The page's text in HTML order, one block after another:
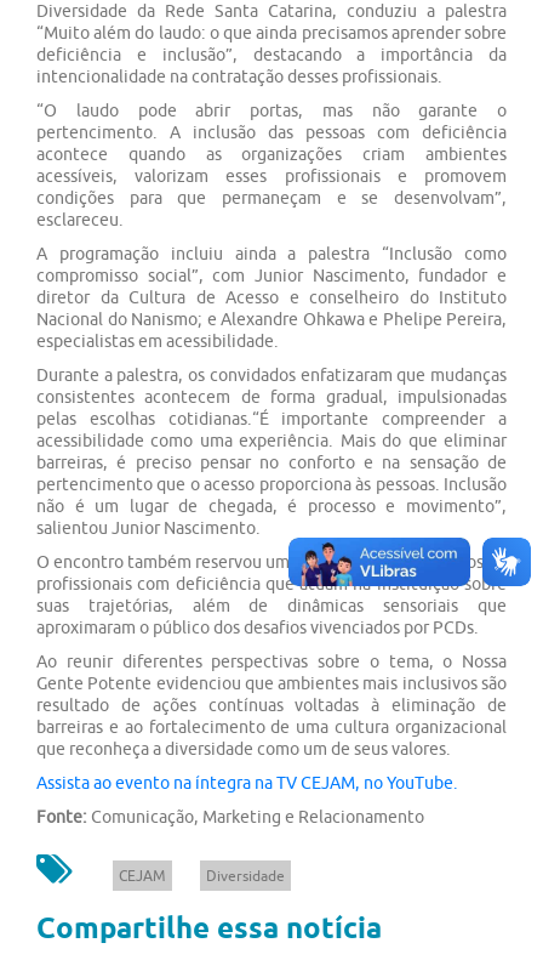
Diversidade da Rede Santa Catarina, conduziu a palestra
“Muito além do laudo: o que ainda precisamos aprender sobre
deficiência e inclusão”, destacando a importância da
intencionalidade na contratação desses profissionais.
“O laudo pode abrir portas, mas não garante o
pertencimento. A inclusão das pessoas com deficiência
acontece quando as organizações criam ambientes
acessíveis, valorizam esses profissionais e promovem
condições para que permaneçam e se desenvolvam”,
esclareceu.
A programação incluiu ainda a palestra “Inclusão como
compromisso social”, com Junior Nascimento, fundador e
diretor da Cultura de Acesso e conselheiro do Instituto
Nacional do Nanismo; e Alexandre Ohkawa e Phelipe Pereira,
especialistas em acessibilidade.
Durante a palestra, os convidados enfatizaram que mudanças
consistentes acontecem de forma gradual, impulsionadas
pelas escolhas cotidianas.“É importante compreender a
acessibilidade como uma experiência. Mais do que eliminar
barreiras, é preciso pensar no conforto e na sensação de
pertencimento que o acesso proporciona às pessoas. Inclusão
não é um lugar de chegada, é processo e movimento”,
salientou Junior Nascimento.
O encontro também reservou um momento para os relatos de
profissionais com deficiência que atuam na instituição sobre
suas trajetórias, além de dinâmicas sensoriais que
aproximaram o público dos desafios vivenciados por PCDs.
Ao reunir diferentes perspectivas sobre o tema, o Nossa
Gente Potente evidenciou que ambientes mais inclusivos são
resultado de ações contínuas voltadas à eliminação de
barreiras e ao fortalecimento de uma cultura organizacional
que reconheça a diversidade como um de seus valores.
Assista ao evento na íntegra na TV CEJAM, no YouTube.
Fonte: Comunicação, Marketing e Relacionamento
CEJAM Diversidade
Compartilhe essa notícia